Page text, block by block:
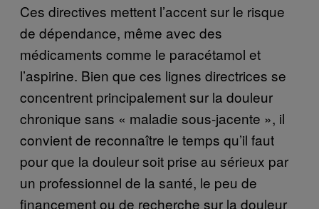
Ces directives mettent l’accent sur le risque
de dépendance, même avec des
médicaments comme le paracétamol et
l’aspirine. Bien que ces lignes directrices se
concentrent principalement sur la douleur
chronique sans « maladie sous-jacente », il
convient de reconnaître le temps qu’il faut
pour que la douleur soit prise au sérieux par
un professionnel de la santé, le peu de
financement ou de recherche sur la douleur